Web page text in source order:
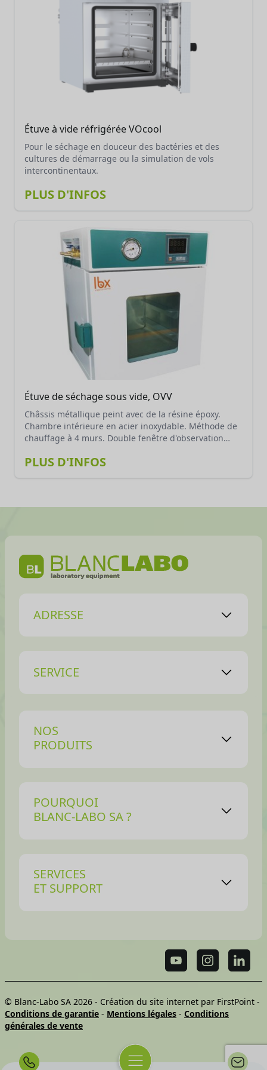
parce qu'elle permet de produire des poudres de
haute qualité, faciles à stocker et à utiliser.
Étuve à vide réfrigérée VOcool
Pour le séchage en douceur des bactéries et des
cultures de démarrage ou la simulation de vols
intercontinentaux.
PLUS D'INFOS
Étuve de séchage sous vide, OVV
Châssis métallique peint avec de la résine époxy.
Chambre intérieure en acier inoxydable. Méthode de
chauffage à 4 murs. Double fenêtre d'observation
ouvrir et fermer facilement la porte. Température
protection contre la surchauffe, alarme défaut
réglables en hauteur. 220-240 V / 50-60 Hz. 2 ans de
garantie. Il est recommandé d’utiliser la pompe à vide
VACU-K10-001. Forfait de livraison possible (prix sur
PLUS D'INFOS
ADRESSE
SERVICE
NOS
PRODUITS
POURQUOI
BLANC-LABO SA ?
SERVICES
ET SUPPORT
© Blanc-Labo SA 2026 - Création du site internet par FirstPoint -
Conditions de garantie - Mentions légales - Conditions
générales de vente